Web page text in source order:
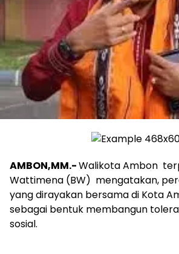
AMBON,MM.-Walikota Ambon
Wattimena (BW) mengatakan,
yang dirayakan bersama di Kota
sebagai bentuk membangun
sosial.